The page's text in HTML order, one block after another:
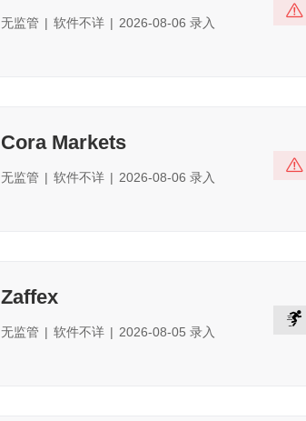
无监管 | 软件不详 | 2026-08-06 录入
Cora Markets
无监管 | 软件不详 | 2026-08-06 录入
Zaffex
无监管 | 软件不详 | 2026-08-05 录入